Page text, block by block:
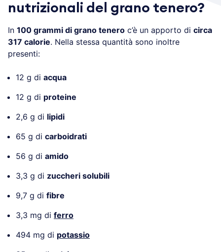
nutrizionali del grano tenero?
In 100 grammi di grano tenero c’è un apporto di circa
317 calorie. Nella stessa quantità sono inoltre
presenti:
12 g di acqua
12 g di proteine
2,6 g di lipidi
65 g di carboidrati
56 g di amido
3,3 g di zuccheri solubili
9,7 g di fibre
3,3 mg di ferro
494 mg di potassio